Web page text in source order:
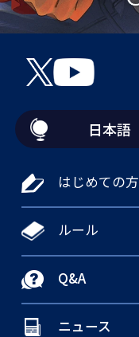
日本語
はじめての方
ルール
Q&A
ニュース